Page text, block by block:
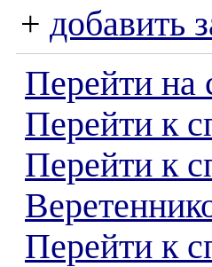
+ добавить
Перейти на
Перейти к
Перейти к
Перейти к